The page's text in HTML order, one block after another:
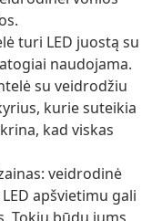
turi LED juostą su
naudojama.
su veidrodžiu
kurie suteikia
kad viskas
veidrodinė
apšvietimu gali